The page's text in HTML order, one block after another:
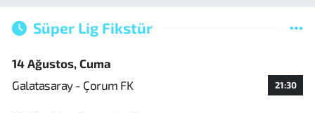
Süper Lig Fikstür
14 Ağustos, Cuma
Galatasaray - Çorum FK
21:30